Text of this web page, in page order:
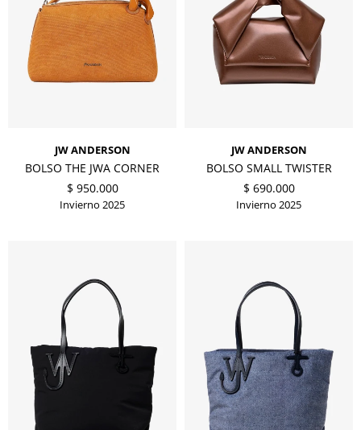
JW ANDERSON
BOLSO THE JWA CORNER
$ 950.000
Invierno 2025
JW ANDERSON
BOLSO SMALL TWISTER
$ 690.000
Invierno 2025